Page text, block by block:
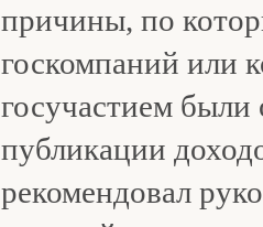
причины, по
госкомпаний или
госучастием
публикации
рекомендовал